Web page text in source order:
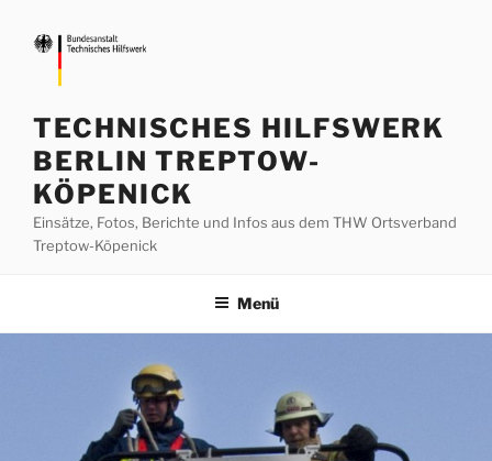
Inhalt
springen
TECHNISCHES HILFSWERK
BERLIN TREPTOW-
KÖPENICK
Einsätze, Fotos, Berichte und Infos aus dem THW Ortsverband
Treptow-Köpenick
Menü